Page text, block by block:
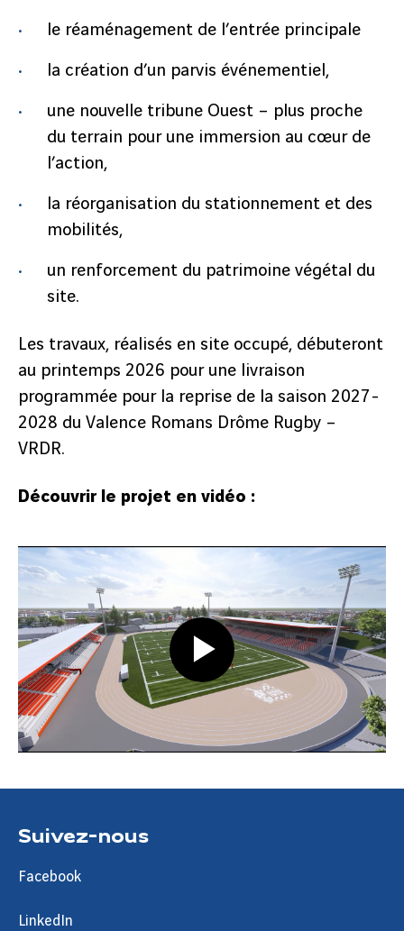
le réaménagement de l’entrée principale
la création d’un parvis événementiel,
une nouvelle tribune Ouest – plus proche
du terrain pour une immersion au cœur de
l’action,
la réorganisation du stationnement et des
mobilités,
un renforcement du patrimoine végétal du
site.
Les travaux, réalisés en site occupé, débuteront
au printemps 2026 pour une livraison
programmée pour la reprise de la saison 2027-
2028 du Valence Romans Drôme Rugby –
VRDR.
Découvrir le projet en vidéo :
Suivez-nous
Facebook
LinkedIn